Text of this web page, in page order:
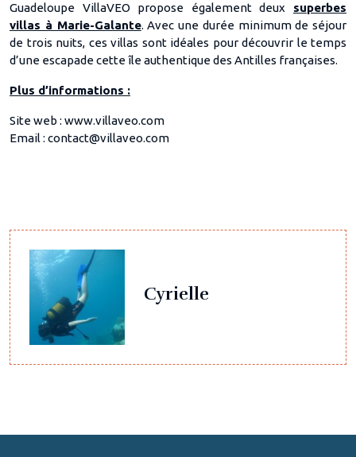
Guadeloupe VillaVEO propose également deux superbes
villas à Marie-Galante. Avec une durée minimum de séjour
de trois nuits, ces villas sont idéales pour découvrir le temps
d’une escapade cette île authentique des Antilles françaises.
Plus d’informations :
Site web : www.villaveo.com
Email : contact@villaveo.com
Cyrielle